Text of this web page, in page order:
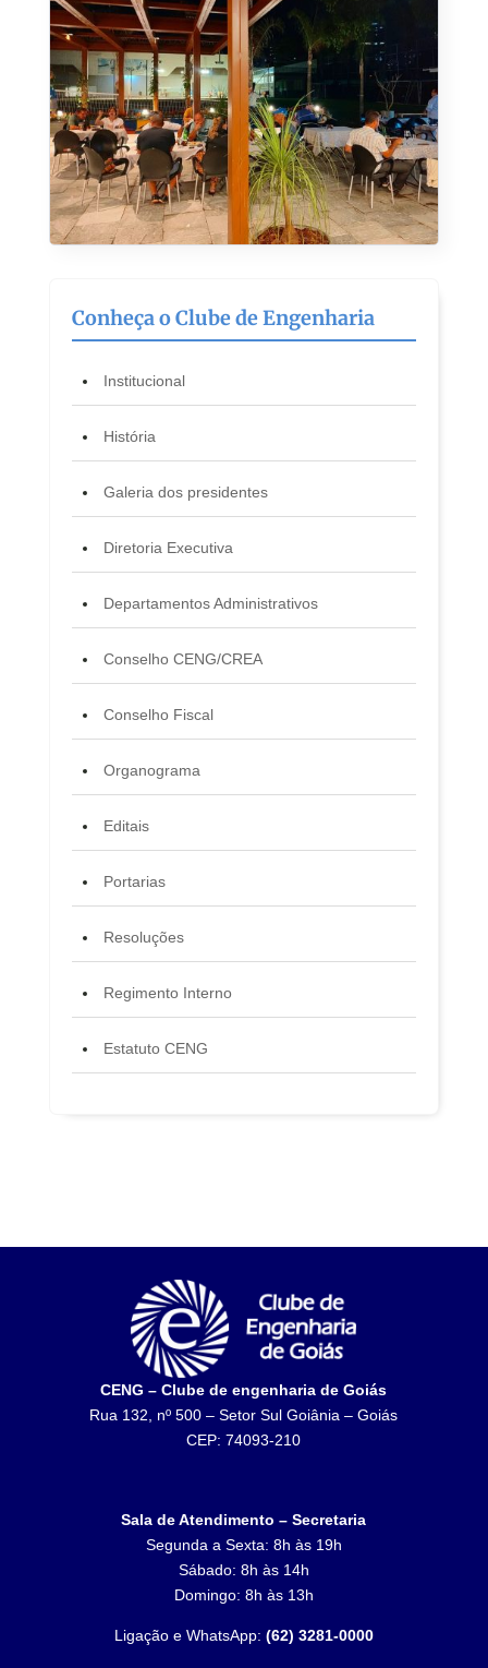
Conheça o Clube de Engenharia
Institucional
História
Galeria dos presidentes
Diretoria Executiva
Departamentos Administrativos
Conselho CENG/CREA
Conselho Fiscal
Organograma
Editais
Portarias
Resoluções
Regimento Interno
Estatuto CENG
CENG – Clube de engenharia de Goiás
Rua 132, nº 500 – Setor Sul Goiânia – Goiás
CEP: 74093-210
Sala de Atendimento – Secretaria
Segunda a Sexta: 8h às 19h
Sábado: 8h às 14h
Domingo: 8h às 13h
Ligação e WhatsApp: (62) 3281-0000